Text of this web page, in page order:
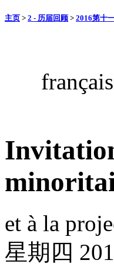
主页 > 2 - 历届回顾 > 2016第十
et à la
星期四